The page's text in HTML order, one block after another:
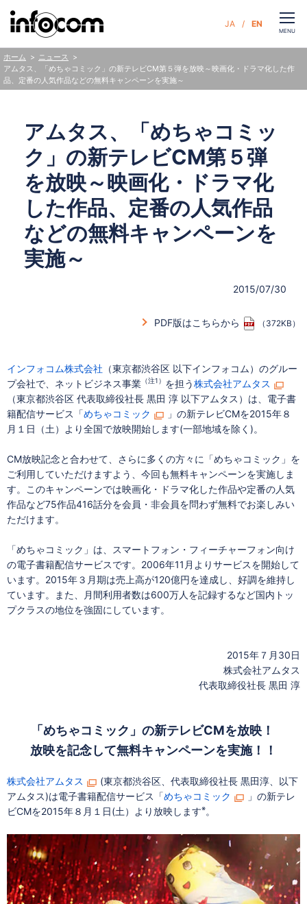
CLOSE
MENU
ニュース
アムタス、「めちゃコミック」の新テレビCM第５弾を放映～映画化・ドラマ化した作
品、定番の人気作品などの無料キャンペーンを実施～
アムタス、「めちゃコミッ
ク」の新テレビCM第５弾
を放映～映画化・ドラマ化
した作品、定番の人気作品
などの無料キャンペーンを
実施～
2015/07/30
PDF版はこちらから （372KB）
インフォコム株式会社 （東京都渋谷区 以下インフォコム）のグルー
プ会社で、ネットビジネス事業 （注1） を担う株式会社アムタス
（東京都渋谷区 代表取締役社長 黒田 淳 以下アムタス）は、電子書
籍配信サービス「めちゃコミック
」の新テレビCMを2015年８
月１日（土）より全国で放映開始します(一部地域を除く)。
CM放映記念と合わせて、さらに多くの方々に「めちゃコミック」を
ご利用していただけますよう、今回も無料キャンペーンを実施しま
す。このキャンペーンでは映画化・ドラマ化した作品や定番の人気
作品など75作品416話分を会員・非会員を問わず無料でお楽しみい
ただけます。
「めちゃコミック」は、スマートフォン・フィーチャーフォン向け
の電子書籍配信サービスです。2006年11月よりサービスを開始して
います。2015年３月期は売上高が120億円を達成し、好調を維持し
ています。また、月間利用者数は600万人を記録するなど国内トッ
プクラスの地位を強固にしています。
2015年７月30日
株式会社アムタス
代表取締役社長 黒田 淳
「めちゃコミック」の新テレビCMを放映！
放映を記念して無料キャンペーンを実施！！
株式会社アムタス
(東京都渋谷区、代表取締役社長 黒田淳、以下
アムタス)は電子書籍配信サービス「めちゃコミック
」の新テレ
ビCMを2015年８月１日(土）より放映します※。
JA EN
ホーム
企業情報
サステナビリティ
ニュース
人財・採用